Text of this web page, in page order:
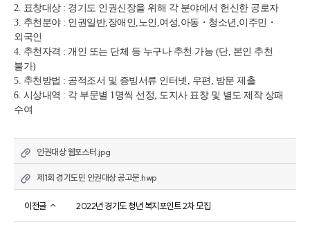
2. 표창대상 : 경기도 인권신장을 위해 각 분야에서 헌신한 공로자
3. 추천분야 : 인권일반,장애인,노인,여성,아동・청소년,이주민・
외국인
4. 추천자격 : 개인 또는 단체 등 누구나 추천 가능 (단, 본인 추천
불가)
5. 추천방법 : 공적조서 및 증빙서류 인터넷, 우편, 방문 제출
6. 시상내역 : 각 부문별 1명씩 선정, 도지사 표창 및 별도 제작 상패
수여
인권대상 웹포스터.jpg
제1회 경기도민 인권대상 공고문.hwp
이전글 2022년 경기도 청년 복지포인트 2차 모집